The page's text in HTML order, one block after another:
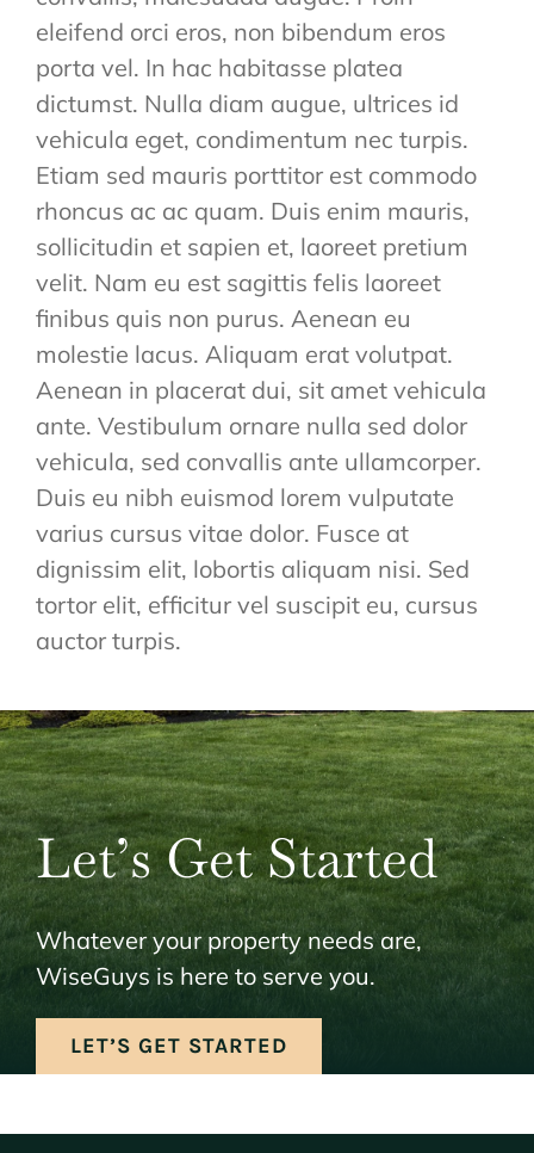
eleifend orci eros, non bibendum eros
porta vel. In hac habitasse platea
dictumst. Nulla diam augue, ultrices id
vehicula eget, condimentum nec turpis.
Etiam sed mauris porttitor est commodo
rhoncus ac ac quam. Duis enim mauris,
sollicitudin et sapien et, laoreet pretium
velit. Nam eu est sagittis felis laoreet
finibus quis non purus. Aenean eu
molestie lacus. Aliquam erat volutpat.
Aenean in placerat dui, sit amet vehicula
ante. Vestibulum ornare nulla sed dolor
vehicula, sed convallis ante ullamcorper.
Duis eu nibh euismod lorem vulputate
varius cursus vitae dolor. Fusce at
dignissim elit, lobortis aliquam nisi. Sed
tortor elit, efficitur vel suscipit eu, cursus
auctor turpis.
Let’s Get Started
Whatever your property needs are,
WiseGuys is here to serve you.
LET’S GET STARTED